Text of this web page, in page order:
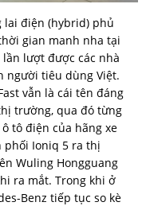
lai điện (hybrid) phủ
gian manh nha tại
lượt được các nhà
người tiêu dùng Việt.
vẫn là cái tên đáng
trường, qua đó từng
tô điện của hãng xe
phối Ioniq 5 ra thị
Wuling Hongguang
ra mắt. Trong khi ở
Benz tiếp tục so kè